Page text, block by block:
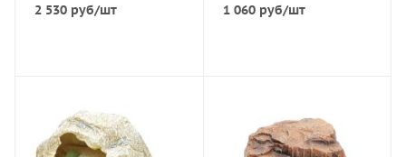
2 530 руб/шт 1 060руб/шт